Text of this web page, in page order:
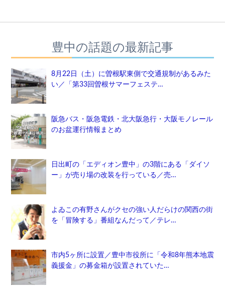
豊中の話題の最新記事
8月22日（土）に曽根駅東側で交通規制があるみた
い／「第33回曽根サマーフェステ…
阪急バス・阪急電鉄・北大阪急行・大阪モノレール
のお盆運行情報まとめ
日出町の「エディオン豊中」の3階にある「ダイソ
ー」が売り場の改装を行っている／売…
よゐこの有野さんがクセの強い人だらけの関西の街
を「冒険する」番組なんだって／テレ…
市内5ヶ所に設置／豊中市役所に「令和8年熊本地震
義援金」の募金箱が設置されていた…